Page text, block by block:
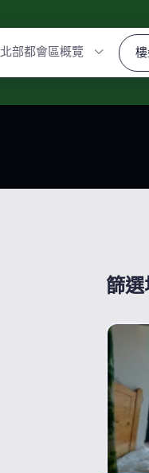
北部都會區概覽
篩選